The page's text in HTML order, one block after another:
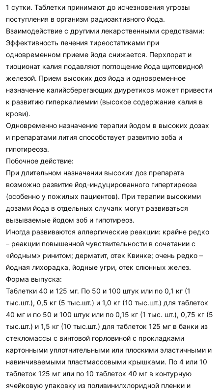
1 сутки. Таблетки принимают до исчезновения угрозы
поступления в организм радиоактивного йода.
Взаимодействие с другими лекарственными средствами:
Эффективность лечения тиреостатиками при
одновременном приеме йода снижается. Перхлорат и
тиоционат калия подавляют поглощение йода щитовидной
железой. Прием высоких доз йода и одновременное
назначение калийсберегающих диуретиков может привести
к развитию гиперкалиемии (высокое содержание калия в
крови).
Одновременно назначение терапии йодом в высоких дозах
и препаратами лития способствует развитию зоба и
гипотиреоза.
Побочное действие:
При длительном назначении высоких доз препарата
возможно развитие йод-индуцированного гипертиреоза
(особенно у пожилых пациентов). При терапии высокими
дозами йода в отдельных случаях могут развиваться
вызываемые йодом зоб и гипотиреоз.
Иногда развиваются аллергические реакции: крайне редко
– реакции повышенной чувствительности в сочетании с
«йодным» ринитом; дерматит, отек Квинке; очень редко –
йодная лихорадка, йодные угри, отек слюнных желез.
Форма выпуска:
Таблетки 40 и 125 мг. По 50 и 100 штук или по 0,1 кг (1
тыс.шт.), 0,5 кг (5 тыс.шт.) и 1,0 кг (10 тыс.шт.) для таблеток
40 мг и по 50 и 100 штук или по 0,15 кг (1 тыс. шт.), 0,75 кг (5
тыс.шт.) и 1,5 кг (10 тыс.шт.) для таблеток 125 мг в банки из
стекломассы с винтовой горловиной с прокладками
картонными уплотнительными или плоскими эластичными и
навинчиваемыми пластмассовыми крышками. По 4 или 10
таблеток 125 мг или по 10 таблеток 40 мг в контурную
ячейковую упаковку из поливинилхлоридной пленки и